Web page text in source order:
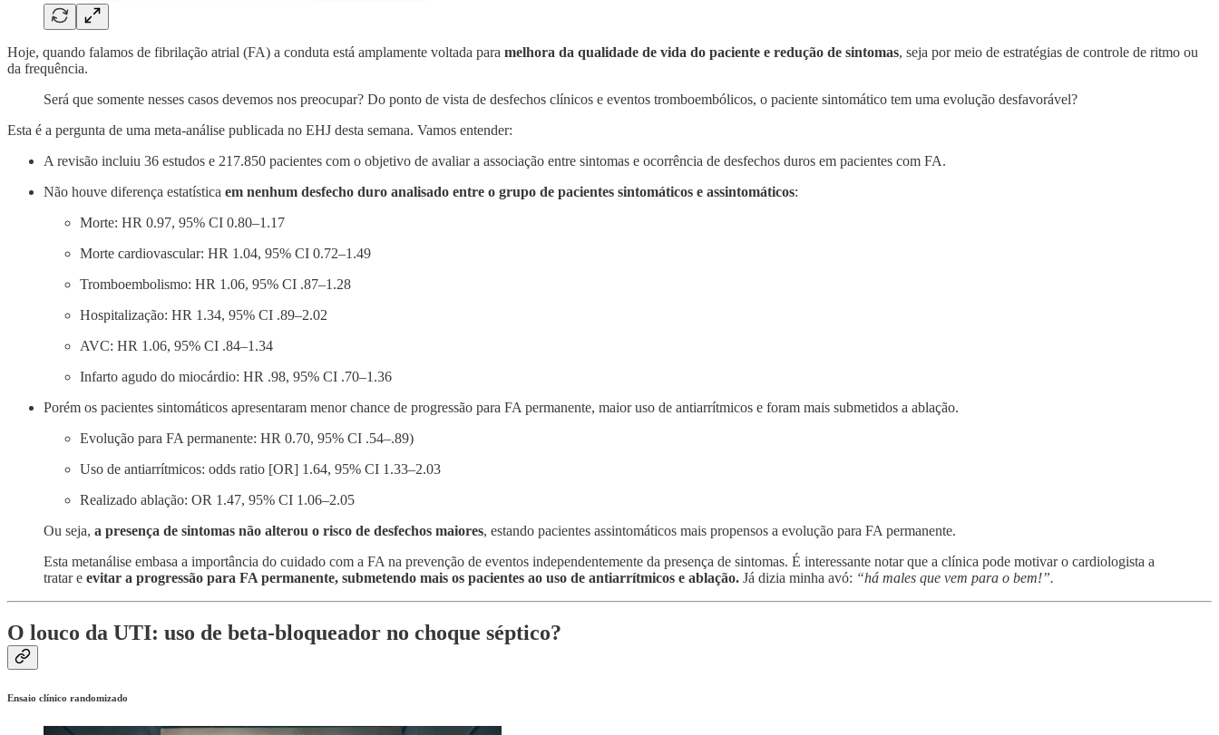
Hoje, quando falamos de fibrilação atrial (FA) a conduta está amplamente voltada para melhora da qualidade de vida do paciente e redução de sintomas, seja por meio de estratégias de controle de ritmo ou
da frequência.
Será que somente nesses casos devemos nos preocupar? Do ponto de vista de desfechos clínicos e eventos tromboembólicos, o paciente sintomático tem uma evolução desfavorável?
Esta é a pergunta de uma meta-análise publicada no EHJ desta semana. Vamos entender:
A revisão incluiu 36 estudos e 217.850 pacientes com o objetivo de avaliar a associação entre sintomas e ocorrência de desfechos duros em pacientes com FA.
Não houve diferença estatística em nenhum desfecho duro analisado entre o grupo de pacientes sintomáticos e assintomáticos:
Morte: HR 0.97, 95% CI 0.80–1.17
Morte cardiovascular: HR 1.04, 95% CI 0.72–1.49
Tromboembolismo: HR 1.06, 95% CI .87–1.28
Hospitalização: HR 1.34, 95% CI .89–2.02
AVC: HR 1.06, 95% CI .84–1.34
Infarto agudo do miocárdio: HR .98, 95% CI .70–1.36
Porém os pacientes sintomáticos apresentaram menor chance de progressão para FA permanente, maior uso de antiarrítmicos e foram mais submetidos a ablação.
Evolução para FA permanente: HR 0.70, 95% CI .54–.89)
Uso de antiarrítmicos: odds ratio [OR] 1.64, 95% CI 1.33–2.03
Realizado ablação: OR 1.47, 95% CI 1.06–2.05
Ou seja, a presença de sintomas não alterou o risco de desfechos maiores, estando pacientes assintomáticos mais propensos a evolução para FA permanente.
Esta metanálise embasa a importância do cuidado com a FA na prevenção de eventos independentemente da presença de sintomas. É interessante notar que a clínica pode motivar o cardiologista a
tratar e evitar a progressão para FA permanente, submetendo mais os pacientes ao uso de antiarrítmicos e ablação. Já dizia minha avó: “há males que vem para o bem!”.
O louco da UTI: uso de beta-bloqueador no choque séptico?
Ensaio clínico randomizado